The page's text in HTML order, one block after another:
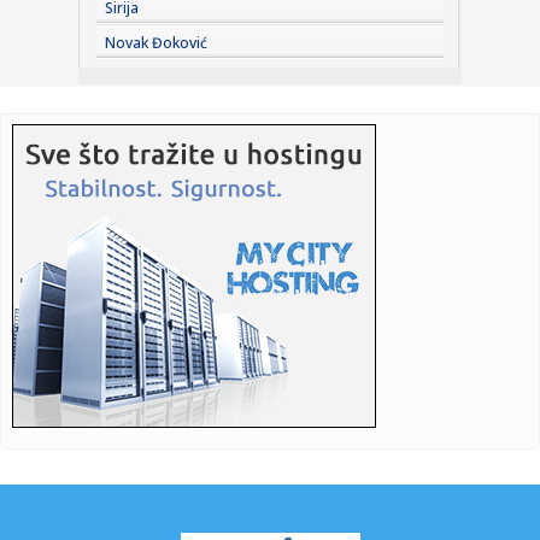
12:34:Đedović Handanović: Nizak vodostaj Dunava stvara
izazove, situ...
12:33: Albanija reagovala na izjavu Zelenskog: Izjednačavanje
Kosova s ...
12:32:
12:30:Novo upozorenje RHMZ: Neka se spremi ovaj deo Srbije,
danas ih ...
12:30:VIDEO: Novi AI četbot zapravo je jedan premoreni čovek
koji ru...
12:23:Šta su Crnogorci za patrijarha Porfirija?
Sirija
Novak Đoković